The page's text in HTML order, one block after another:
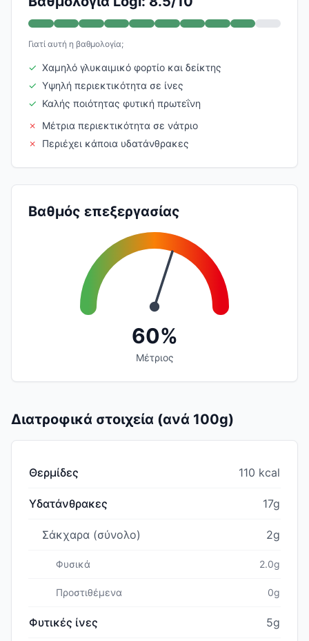
Γιατί αυτή η βαθμολογία;
✓ Χαμηλό γλυκαιμικό φορτίο και δείκτης
✓ Υψηλή περιεκτικότητα σε ίνες
✓ Καλής ποιότητας φυτική πρωτεΐνη
✗
Μέτρια περιεκτικότητα σε νάτριο
✗
Περιέχει κάποια υδατάνθρακες
Βαθμός επεξεργασίας
60%
Μέτριος
Διατροφικά στοιχεία (ανά 100g)
Θερμίδες 110 kcal
Υδατάνθρακες 17g
Σάκχαρα (σύνολο) 2g
Φυσικά 2.0g
Προστιθέμενα 0g
Φυτικές ίνες 5g